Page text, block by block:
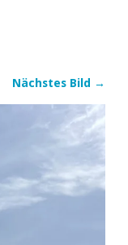
Nächstes Bild →